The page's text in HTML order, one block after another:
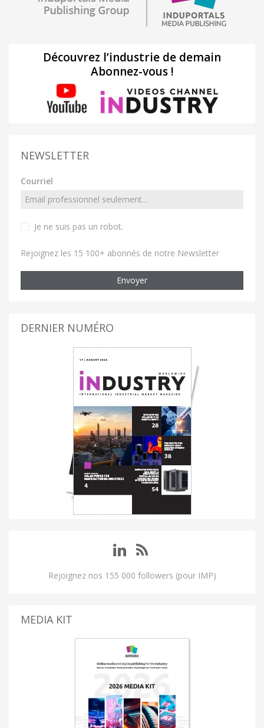
Découvrez l’industrie de demain
Abonnez-vous !
NEWSLETTER
Courriel
Je ne suis pas un robot.
Rejoignez les 15 100+ abonnés de notre Newsletter
Envoyer
DERNIER NUMÉRO
Rejoignez nos 155 000 followers (pour IMP)
MEDIA KIT